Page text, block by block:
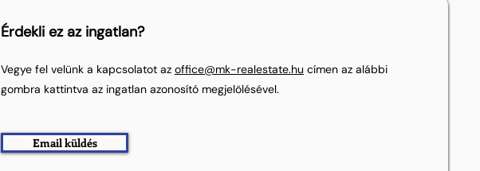
Érdekli ez az ingatlan?
Vegye fel velünk a kapcsolatot az office@mk-realestate.hu címen az alábbi
gombra kattintva az ingatlan azonosító megjelölésével.
Email küldés